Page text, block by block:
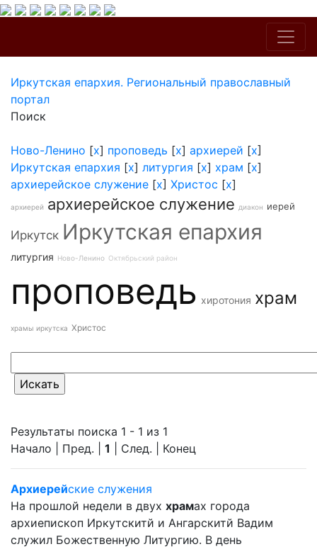
Иркутская епархия. Региональный православный
портал
Поиск
Ново-Ленино [x] проповедь [x] архиерей [x]
Иркутская епархия [x] литургия [x] храм [x]
архиерейское служение [x] Христос [x]
архиерей архиерейское служение диакон иерей
Иркутск Иркутская епархия
литургия Ново-Ленино Октябрьский район
проповедь хиротония храм
храмы иркутска Христос
Результаты поиска 1 - 1 из 1
Начало | Пред. | 1 | След. | Конец
Архиерейские служения
На прошлой недели в двух храмах города
архиепископ Иркутскитй и Ангарскитй Вадим
служил Божественную Литургию. В день